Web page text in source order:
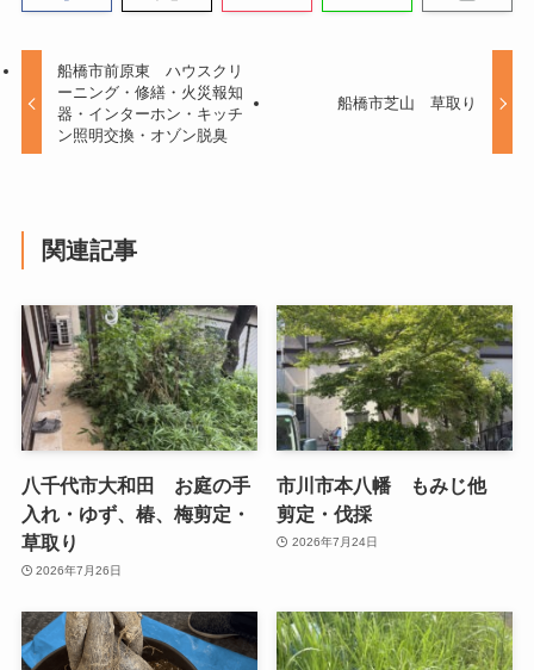
船橋市前原東 ハウスクリ
ーニング・修繕・火災報知
器・インターホン・キッチ
ン照明交換・オゾン脱臭
船橋市芝山 草取り
関連記事
八千代市大和田 お庭の手
入れ・ゆず、椿、梅剪定・
草取り
2026年7月26日
市川市本八幡 もみじ他
剪定・伐採
2026年7月24日